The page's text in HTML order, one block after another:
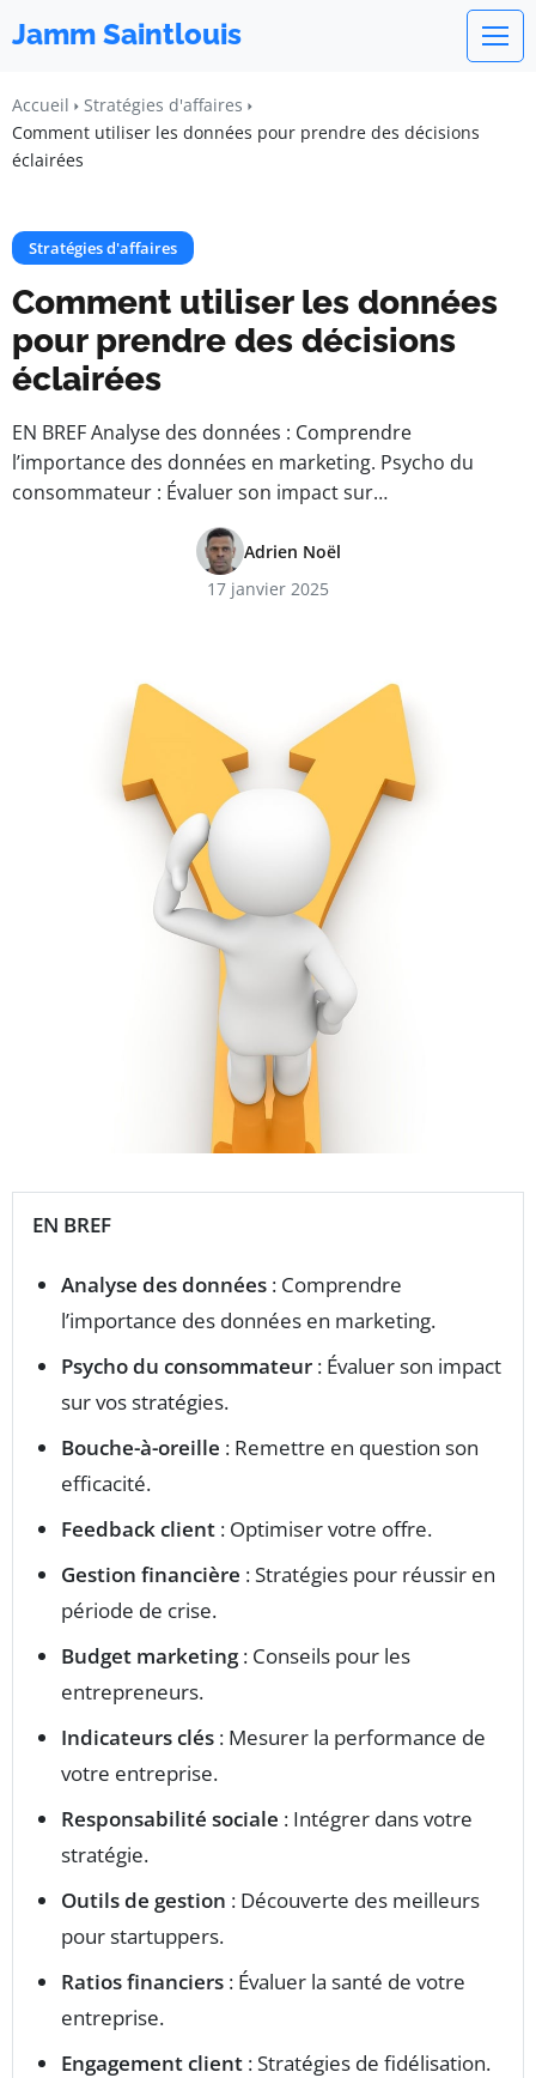
Jamm Saintlouis
Accueil
Stratégies d'affaires
Comment utiliser les données pour prendre des décisions
éclairées
Stratégies d'affaires
Comment utiliser les données
pour prendre des décisions
éclairées
EN BREF Analyse des données : Comprendre
l’importance des données en marketing. Psycho du
consommateur : Évaluer son impact sur…
Adrien Noël
17 janvier 2025
EN BREF
Analyse des données : Comprendre
l’importance des données en marketing.
Psycho du consommateur : Évaluer son impact
sur vos stratégies.
Bouche-à-oreille : Remettre en question son
efficacité.
Feedback client : Optimiser votre offre.
Gestion financière : Stratégies pour réussir en
période de crise.
Budget marketing: Conseils pour les
entrepreneurs.
Indicateurs clés : Mesurer la performance de
votre entreprise.
Responsabilité sociale : Intégrer dans votre
stratégie.
Outils de gestion : Découverte des meilleurs
pour startuppers.
Ratios financiers : Évaluer la santé de votre
entreprise.
Engagement client : Stratégies de fidélisation.